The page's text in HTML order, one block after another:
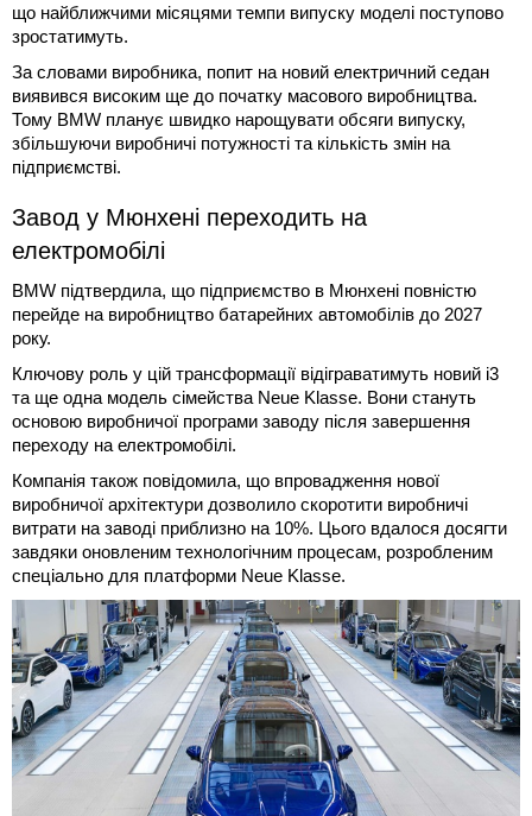
що найближчими місяцями темпи випуску моделі поступово
зростатимуть.
За словами виробника, попит на новий електричний седан
виявився високим ще до початку масового виробництва.
Тому BMW планує швидко нарощувати обсяги випуску,
збільшуючи виробничі потужності та кількість змін на
підприємстві.
Завод у Мюнхені переходить на
електромобілі
BMW підтвердила, що підприємство в Мюнхені повністю
перейде на виробництво батарейних автомобілів до 2027
року.
Ключову роль у цій трансформації відіграватимуть новий i3
та ще одна модель сімейства Neue Klasse. Вони стануть
основою виробничої програми заводу після завершення
переходу на електромобілі.
Компанія також повідомила, що впровадження нової
виробничої архітектури дозволило скоротити виробничі
витрати на заводі приблизно на 10%. Цього вдалося досягти
завдяки оновленим технологічним процесам, розробленим
спеціально для платформи Neue Klasse.